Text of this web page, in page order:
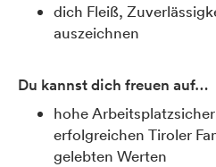
dich Fleiß,
auszeichnen
Du kannst dich freuen auf…
hohe
erfolgreichen Tiroler
gelebten Werten